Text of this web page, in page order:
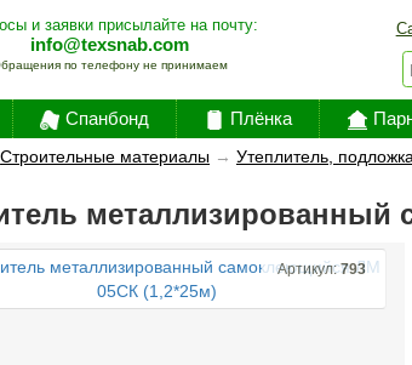
и заявки присылайте на почту:
info@texsnab.com
по телефону не принимаем
Спанбонд Плёнка
Строительные материалы → Утеплитель, подложка
Артикул:793